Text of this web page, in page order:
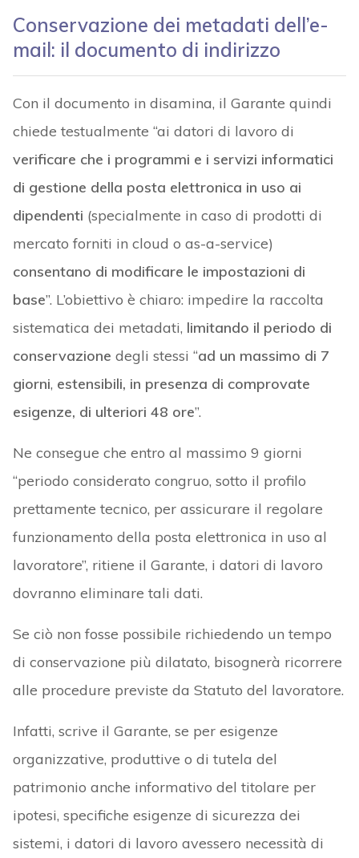
Conservazione dei metadati dell’e-
mail: il documento di indirizzo
Con il documento in disamina, il Garante quindi
chiede testualmente “ai datori di lavoro di
verificare che i programmi e i servizi informatici
di gestione della posta elettronica in uso ai
dipendenti (specialmente in caso di prodotti di
mercato forniti in cloud o as-a-service)
consentano di modificare le impostazioni di
base”. L’obiettivo è chiaro: impedire la raccolta
sistematica dei metadati, limitando il periodo di
conservazione degli stessi “ad un massimo di 7
giorni, estensibili, in presenza di comprovate
esigenze, di ulteriori 48 ore”.
Ne consegue che entro al massimo 9 giorni
“periodo considerato congruo, sotto il profilo
prettamente tecnico, per assicurare il regolare
funzionamento della posta elettronica in uso al
lavoratore”, ritiene il Garante, i datori di lavoro
dovranno eliminare tali dati.
Se ciò non fosse possibile richiedendo un tempo
di conservazione più dilatato, bisognerà ricorrere
alle procedure previste da Statuto del lavoratore.
Infatti, scrive il Garante, se per esigenze
organizzative, produttive o di tutela del
patrimonio anche informativo del titolare per
ipotesi, specifiche esigenze di sicurezza dei
sistemi, i datori di lavoro avessero necessità di